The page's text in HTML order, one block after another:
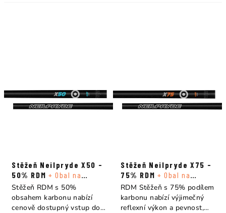
Stěžeň Neilpryde X50 -
50% RDM + Obal na
stěžeň
Stěžeň RDM s 50%
obsahem karbonu nabízí
cenově dostupný vstup do
Stěžeň Neilpryde X75 -
75% RDM + Obal na
stěžeň
RDM Stěžeň s 75% podílem
karbonu nabízí výjimečný
reflexní výkon a pevnost,